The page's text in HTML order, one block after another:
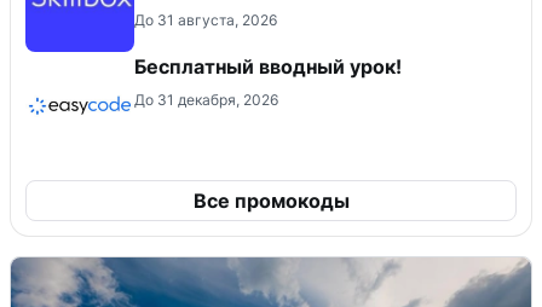
До 31 августа, 2026
Бесплатный вводный урок!
До 31 декабря, 2026
Все промокоды